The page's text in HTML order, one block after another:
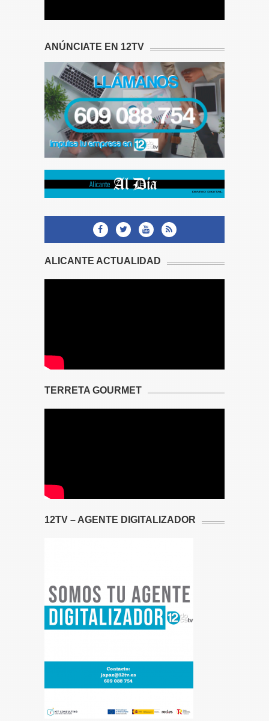
ANÚNCIATE EN 12TV
ALICANTE ACTUALIDAD
TERRETA GOURMET
12TV – AGENTE DIGITALIZADOR